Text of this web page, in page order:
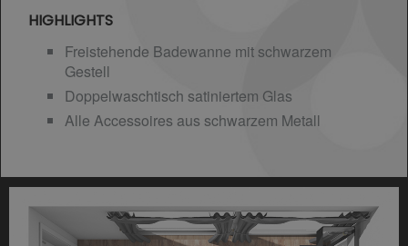
HIGHLIGHTS
Freistehende Badewanne mit schwarzem
Gestell
Doppelwaschtisch satiniertem Glas
Alle Accessoires aus schwarzem Metall